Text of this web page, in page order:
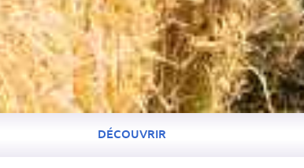
DÉCOUVRIR